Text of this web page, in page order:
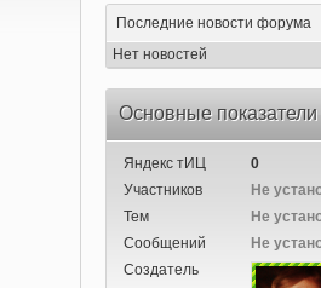
Последние новости форума
Нет новостей
Основные
Яндекс тИЦ
0
Участников
Не
Тем
Не
Сообщений
Не
Создатель